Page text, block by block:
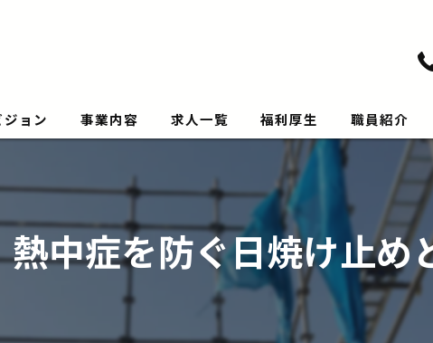
ジョン 事業内容 求人一覧 福利厚生 職員紹介
中症を防ぐ日焼け止め